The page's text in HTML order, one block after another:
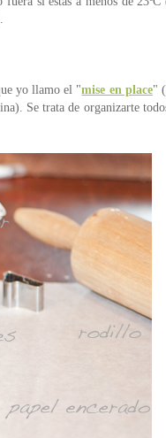
yo llamo el "mise en place"
Se trata de organizarte